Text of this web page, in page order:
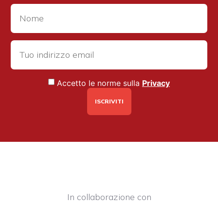
Accetto le norme sulla Privacy
In collaborazione con